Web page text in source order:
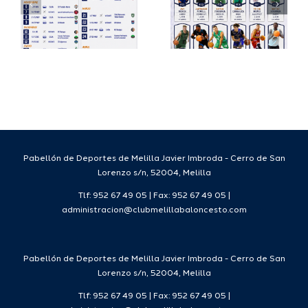
su
proyecto
España
FEB para
2026/27
Pabellón de Deportes de Melilla Javier Imbroda - Cerro de San
Lorenzo s/n, 52004, Melilla
Tlf: 952 67 49 05 | Fax: 952 67 49 05 |
administracion@clubmelillabaloncesto.com
Pabellón de Deportes de Melilla Javier Imbroda - Cerro de San
Lorenzo s/n, 52004, Melilla
Tlf: 952 67 49 05 | Fax: 952 67 49 05 |